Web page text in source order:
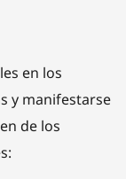
en los
y manifestarse
de los